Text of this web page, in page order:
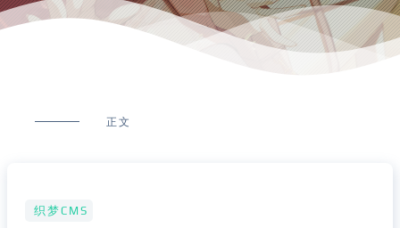
正文
织梦CMS